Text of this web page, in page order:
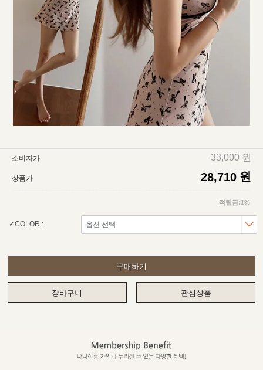
소비자가 33,000 원
상품가 28,710 원
적립금:1%
COLOR :
구매하기
장바구니 관심상품